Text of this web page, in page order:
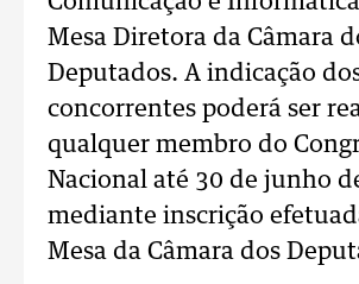
Mesa Diretora da Câmara
Deputados. A indicação
concorrentes poderá ser
qualquer membro do
Nacional até 30 de junho
mediante inscrição
Mesa da Câmara dos